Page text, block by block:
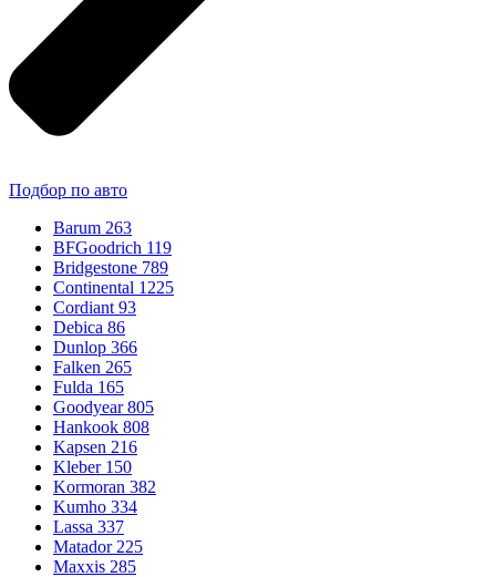
Подбор по авто
Barum 263
BFGoodrich 119
Bridgestone 789
Continental 1225
Cordiant 93
Debica 86
Dunlop 366
Falken 265
Fulda 165
Goodyear 805
Hankook 808
Kapsen 216
Kleber 150
Kormoran 382
Kumho 334
Lassa 337
Matador 225
Maxxis 285